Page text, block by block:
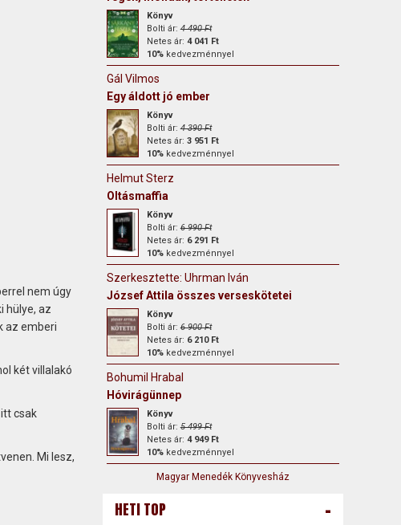
nem úgy
hülye, az
az emberi
két villalakó
csak
Mi lesz,
Könyv
Bolti ár:4 490 Ft
Netes ár: 4 041 Ft
10%kedvezménnyel
Gál Vilmos
Egy áldott jó ember
Könyv
Bolti ár:4 390 Ft
Netes ár: 3 951 Ft
10%kedvezménnyel
Helmut Sterz
Oltásmaffia
Könyv
Bolti ár:6 990 Ft
Netes ár: 6 291 Ft
10%kedvezménnyel
Szerkesztette: Uhrman Iván
József Attila összes verseskötetei
Könyv
Bolti ár:6 900 Ft
Netes ár: 6 210 Ft
10%kedvezménnyel
Bohumil Hrabal
Hóvirágünnep
Könyv
Bolti ár:5 499 Ft
Netes ár: 4 949 Ft
10%kedvezménnyel
Magyar Menedék Könyvesház
HETI TOP -